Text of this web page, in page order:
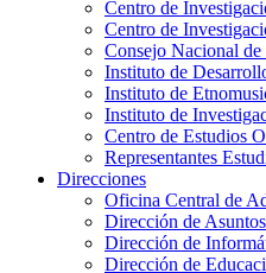
Centro de
Centro de
Consejo Nacional
Instituto de
Instituto de
Instituto de
Centro de Estudios
Representantes
Direcciones
Oficina Central de
Dirección de
Dirección de
Dirección de